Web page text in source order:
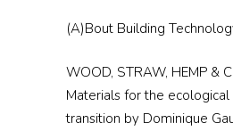
(A)Bout Building
WOOD, STRAW, HEMP &
Materials for the
transition by Dominique